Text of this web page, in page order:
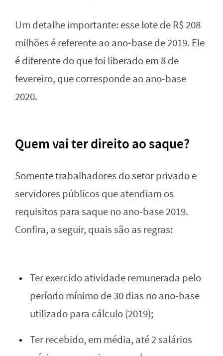
Um detalhe importante: esse lote de R$ 208
milhões é referente ao ano-base de 2019. Ele
é diferente do que foi liberado em 8 de
fevereiro, que corresponde ao ano-base
2020.
Quem vai ter direito ao saque?
Somente trabalhadores do setor privado e
servidores públicos que atendiam os
requisitos para saque no ano-base 2019.
Confira, a seguir, quais são as regras:
Ter exercido atividade remunerada pelo
período mínimo de 30 dias no ano-base
utilizado para cálculo (2019);
Ter recebido, em média, até 2 salários